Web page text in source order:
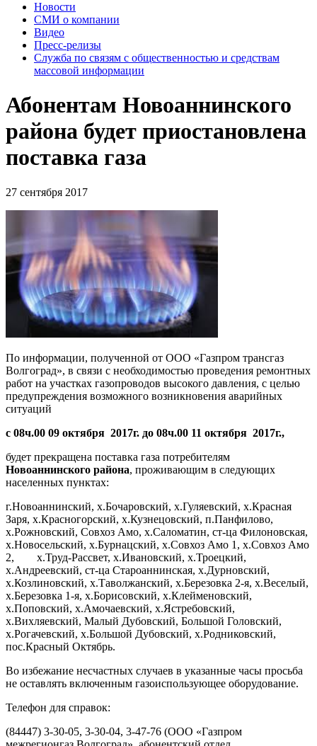
Новости
СМИ о компании
Видео
Пресс-релизы
Служба по связям с общественностью и средствам
массовой информации
Абонентам Новоаннинского
района будет приостановлена
поставка газа
27 сентября 2017
По информации, полученной от ООО «Газпром трансгаз
Волгоград», в связи с необходимостью проведения ремонтных
работ на участках газопроводов высокого давления, с целью
предупреждения возможного возникновения аварийных
ситуаций
с 08ч.00 09 октября 2017г. до 08ч.00 11 октября 2017г.,
будет прекращена поставка газа потребителям
Новоаннинского района, проживающим в следующих
населенных пунктах:
г.Новоаннинский, х.Бочаровский, х.Гуляевский, х.Красная
Заря, х.Красногорский, х.Кузнецовский, п.Панфилово,
х.Рожновский, Совхоз Амо, х.Саломатин, ст-ца Филоновская,
х.Новосельский, х.Бурнацский, х.Совхоз Амо 1, х.Совхоз Амо
2, х.Труд-Рассвет, х.Ивановский, х.Троецкий,
х.Андреевский, ст-ца Староаннинская, х.Дурновский,
х.Козлиновский, х.Таволжанский, х.Березовка 2-я, х.Веселый,
х.Березовка 1-я, х.Борисовский, х.Клейменовский,
х.Поповский, х.Амочаевский, х.Ястребовский,
х.Вихляевский, Малый Дубовский, Большой Головский,
х.Рогачевский, х.Большой Дубовский, х.Родниковский,
пос.Красный Октябрь.
Во избежание несчастных случаев в указанные часы просьба
не оставлять включенным газоиспользующее оборудование.
Телефон для справок:
(84447) 3-30-05, 3-30-04, 3-47-76 (ООО «Газпром